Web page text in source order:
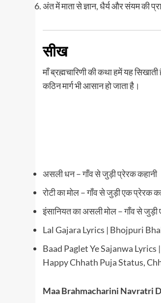
अंत में माता से ज्ञान, धैर्य और संयम की
सीख
माँ ब्रह्मचारिणी की कथा हमें यह सिखाती
कठिन मार्ग भी आसान हो जाता है।
असली धन – गाँव से जुड़ी प्रेरक कहानी
रोटी का मोल – गाँव से जुड़ी एक प्रेरक
इंसानियत का असली मोल – गाँव से
Lal Gajara Lyrics | Bhojpuri
Baad Paglet Ye Sajanwa
Happy Chhath Puja Status,
Maa Brahmacharini Navratri